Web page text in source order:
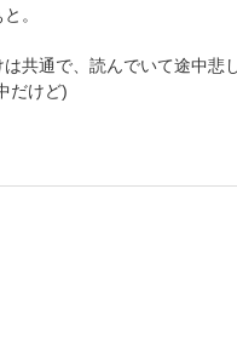
。
共通で、読んでいて途中悲
だけど)